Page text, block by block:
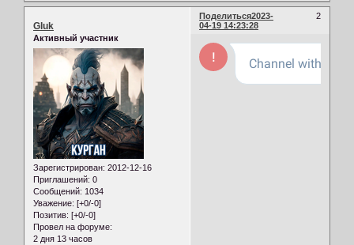
Поделиться 2
2023-
04-19 14:23:28
Gluk
Активный участник
Зарегистрирован: 2012-12-16
Приглашений: 0
Сообщений: 1034
Уважение: [+0/-0]
Позитив: [+0/-0]
Провел на форуме:
2 дня 13 часов